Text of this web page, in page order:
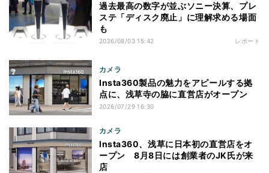
過去最高の数字が並ぶソニー決算、プレ
ステ「ディスク廃止」に理解求める場面
も
2026/08/03 15:42 レポート
カメラ
Insta360製品の魅力をアピールする拠
点に、浅草寺の脇に直営店がオープン
2026/07/29 16:30
カメラ
Insta360、浅草に日本初の直営店をオ
ープン 8月8日には創業者のJK氏が来
店